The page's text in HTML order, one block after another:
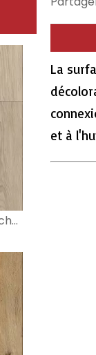
5506 EIR surface SPC Planchers
La
et à